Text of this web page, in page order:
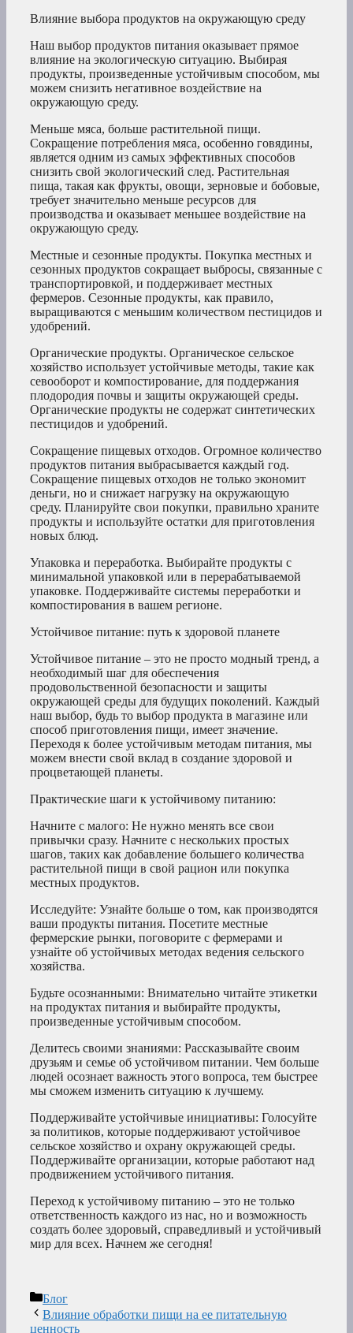
Влияние выбора продуктов на окружающую среду
Наш выбор продуктов питания оказывает прямое
влияние на экологическую ситуацию. Выбирая
продукты, произведенные устойчивым способом, мы
можем снизить негативное воздействие на
окружающую среду.
Меньше мяса, больше растительной пищи.
Сокращение потребления мяса, особенно говядины,
является одним из самых эффективных способов
снизить свой экологический след. Растительная
пища, такая как фрукты, овощи, зерновые и бобовые,
требует значительно меньше ресурсов для
производства и оказывает меньшее воздействие на
окружающую среду.
Местные и сезонные продукты. Покупка местных и
сезонных продуктов сокращает выбросы, связанные с
транспортировкой, и поддерживает местных
фермеров. Сезонные продукты, как правило,
выращиваются с меньшим количеством пестицидов и
удобрений.
Органические продукты. Органическое сельское
хозяйство использует устойчивые методы, такие как
севооборот и компостирование, для поддержания
плодородия почвы и защиты окружающей среды.
Органические продукты не содержат синтетических
пестицидов и удобрений.
Сокращение пищевых отходов. Огромное количество
продуктов питания выбрасывается каждый год.
Сокращение пищевых отходов не только экономит
деньги, но и снижает нагрузку на окружающую
среду. Планируйте свои покупки, правильно храните
продукты и используйте остатки для приготовления
новых блюд.
Упаковка и переработка. Выбирайте продукты с
минимальной упаковкой или в перерабатываемой
упаковке. Поддерживайте системы переработки и
компостирования в вашем регионе.
Устойчивое питание: путь к здоровой планете
Устойчивое питание – это не просто модный тренд, а
необходимый шаг для обеспечения
продовольственной безопасности и защиты
окружающей среды для будущих поколений. Каждый
наш выбор, будь то выбор продукта в магазине или
способ приготовления пищи, имеет значение.
Переходя к более устойчивым методам питания, мы
можем внести свой вклад в создание здоровой и
процветающей планеты.
Практические шаги к устойчивому питанию:
Начните с малого: Не нужно менять все свои
привычки сразу. Начните с нескольких простых
шагов, таких как добавление большего количества
растительной пищи в свой рацион или покупка
местных продуктов.
Исследуйте: Узнайте больше о том, как производятся
ваши продукты питания. Посетите местные
фермерские рынки, поговорите с фермерами и
узнайте об устойчивых методах ведения сельского
хозяйства.
Будьте осознанными: Внимательно читайте этикетки
на продуктах питания и выбирайте продукты,
произведенные устойчивым способом.
Делитесь своими знаниями: Рассказывайте своим
друзьям и семье об устойчивом питании. Чем больше
людей осознает важность этого вопроса, тем быстрее
мы сможем изменить ситуацию к лучшему.
Поддерживайте устойчивые инициативы: Голосуйте
за политиков, которые поддерживают устойчивое
сельское хозяйство и охрану окружающей среды.
Поддерживайте организации, которые работают над
продвижением устойчивого питания.
Переход к устойчивому питанию – это не только
ответственность каждого из нас, но и возможность
создать более здоровый, справедливый и устойчивый
мир для всех. Начнем же сегодня!
Рубрики
Блог
Влияние обработки пищи на ее питательную
ценность